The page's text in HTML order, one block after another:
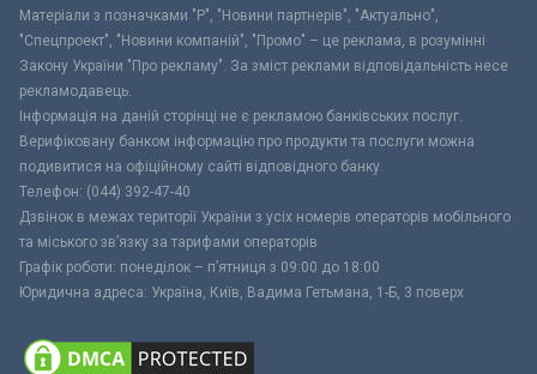
Матеріали з позначками "Р", "Новини партнерів", "Актуально",
"Спецпроект", "Новини компаній", "Промо" – це реклама, в розумінні
Закону України "Про рекламу". За зміст реклами відповідальність несе
рекламодавець.
Інформація на даній сторінці не є рекламою банківських послуг.
Верифіковану банком інформацію про продукти та послуги можна
подивитися на офіційному сайті відповідного банку.
Телефон: (044) 392-47-40
Дзвінок в межах території України з усіх номерів операторів мобільного
та міського зв’язку за тарифами операторів
Графік роботи: понеділок – п’ятниця з 09:00 до 18:00
Юридична адреса: Україна, Київ, Вадима Гетьмана, 1-Б, 3 поверх